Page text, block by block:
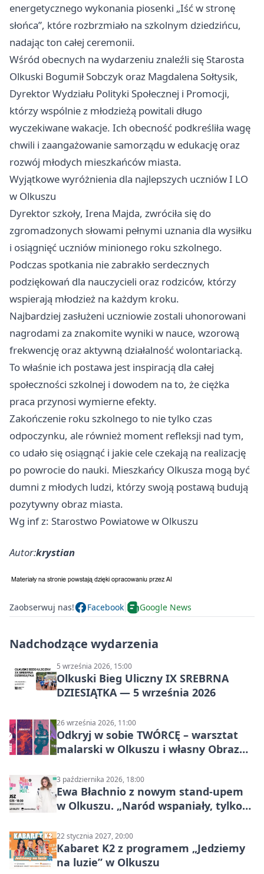
energetycznego wykonania piosenki „Iść w stronę
słońca”, które rozbrzmiało na szkolnym dziedzińcu,
nadając ton całej ceremonii.
Wśród obecnych na wydarzeniu znaleźli się Starosta
Olkuski Bogumił Sobczyk oraz Magdalena Sołtysik,
Dyrektor Wydziału Polityki Społecznej i Promocji,
którzy wspólnie z młodzieżą powitali długo
wyczekiwane wakacje. Ich obecność podkreśliła wagę
chwili i zaangażowanie samorządu w edukację oraz
rozwój młodych mieszkańców miasta.
Wyjątkowe wyróżnienia dla najlepszych uczniów I LO
w Olkuszu
Dyrektor szkoły, Irena Majda, zwróciła się do
zgromadzonych słowami pełnymi uznania dla wysiłku
i osiągnięć uczniów minionego roku szkolnego.
Podczas spotkania nie zabrakło serdecznych
podziękowań dla nauczycieli oraz rodziców, którzy
wspierają młodzież na każdym kroku.
Najbardziej zasłużeni uczniowie zostali uhonorowani
nagrodami za znakomite wyniki w nauce, wzorową
frekwencję oraz aktywną działalność wolontariacką.
To właśnie ich postawa jest inspiracją dla całej
społeczności szkolnej i dowodem na to, że ciężka
praca przynosi wymierne efekty.
Zakończenie roku szkolnego to nie tylko czas
odpoczynku, ale również moment refleksji nad tym,
co udało się osiągnąć i jakie cele czekają na realizację
po powrocie do nauki. Mieszkańcy Olkusza mogą być
dumni z młodych ludzi, którzy swoją postawą budują
pozytywny obraz miasta.
Wg inf z: Starostwo Powiatowe w Olkuszu
Autor:krystian
Zaobserwuj nas! Facebook Google News
Nadchodzące wydarzenia
5 września 2026, 15:00
Olkuski Bieg Uliczny IX SREBRNA
DZIESIĄTKA — 5 września 2026
26 września 2026, 11:00
Odkryj w sobie TWÓRCĘ – warsztat
malarski w Olkuszu i własny Obraz
3 października 2026, 18:00
Ewa Błachnio z nowym stand-upem
w Olkuszu. „Naród wspaniały, tylko
22 stycznia 2027, 20:00
Kabaret K2 z programem „Jedziemy
na luzie” w Olkuszu